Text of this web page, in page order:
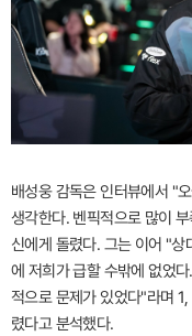
배성웅 감독은 인터뷰에서 "
생각한다. 벤픽적으로 많이
신에게 돌렸다. 그는 이어 "
에 저희가 급할 수밖에 없었
적으로 문제가 있었다"라며
렸다고 분석했다.